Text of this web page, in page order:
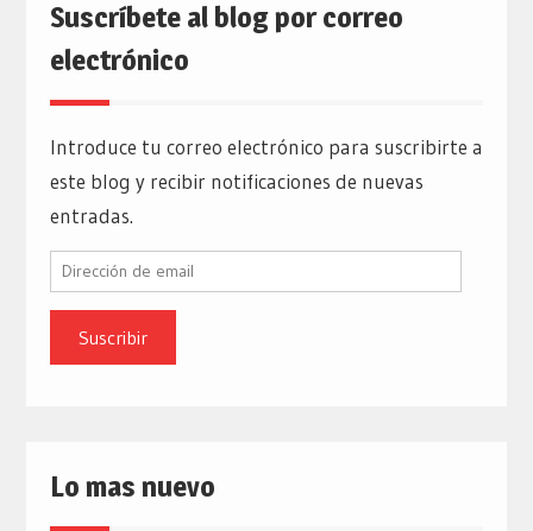
Suscríbete al blog por correo
electrónico
Introduce tu correo electrónico para suscribirte a
este blog y recibir notificaciones de nuevas
entradas.
Dirección
email
Lo mas nuevo